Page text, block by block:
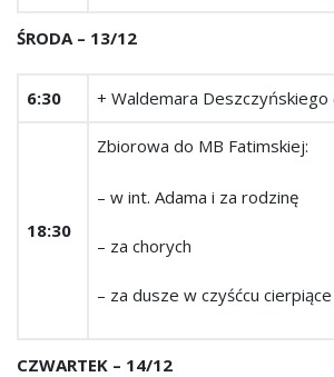
ŚRODA – 13/12
6:30 + Waldemara Deszczyńskiego
18:30
Zbiorowa do MB Fatimskiej:
– w int. Adama i za rodzinę
– za chorych
– za dusze w czyśćcu cierpiące
CZWARTEK ­– 14/12